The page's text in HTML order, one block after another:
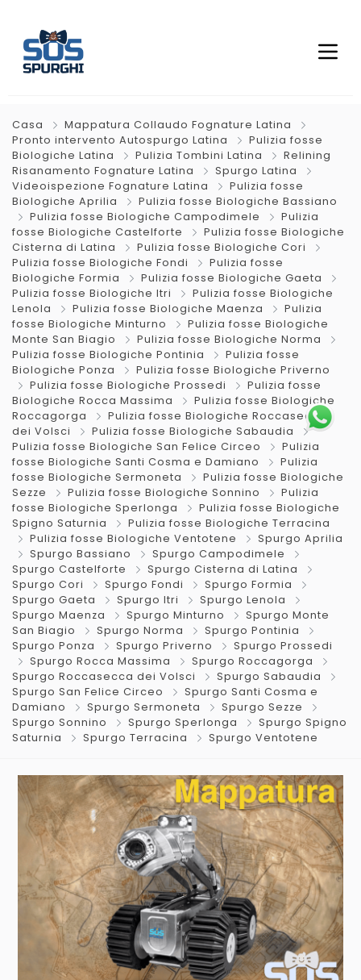
Casa
Mappatura Collaudo Fognature Latina
Pronto intervento Autospurgo Latina
Pulizia fosse
Biologiche Latina
Pulizia Tombini Latina
Relining
Risanamento Fognature Latina
Spurgo Latina
Videoispezione Fognature Latina
Pulizia fosse
Biologiche Aprilia
Pulizia fosse Biologiche Bassiano
Pulizia fosse Biologiche Campodimele
Pulizia
fosse Biologiche Castelforte
Pulizia fosse Biologiche
Cisterna di Latina
Pulizia fosse Biologiche Cori
Pulizia fosse Biologiche Fondi
Pulizia fosse
Biologiche Formia
Pulizia fosse Biologiche Gaeta
Pulizia fosse Biologiche Itri
Pulizia fosse Biologiche
Lenola
Pulizia fosse Biologiche Maenza
Pulizia
fosse Biologiche Minturno
Pulizia fosse Biologiche
Monte San Biagio
Pulizia fosse Biologiche Norma
Pulizia fosse Biologiche Pontinia
Pulizia fosse
Biologiche Ponza
Pulizia fosse Biologiche Priverno
Pulizia fosse Biologiche Prossedi
Pulizia fosse
Biologiche Rocca Massima
Pulizia fosse Biologiche
Roccagorga
Pulizia fosse Biologiche Roccasecca
dei Volsci
Pulizia fosse Biologiche Sabaudia
Pulizia fosse Biologiche San Felice Circeo
Pulizia
fosse Biologiche Santi Cosma e Damiano
Pulizia
fosse Biologiche Sermoneta
Pulizia fosse Biologiche
Sezze
Pulizia fosse Biologiche Sonnino
Pulizia
fosse Biologiche Sperlonga
Pulizia fosse Biologiche
Spigno Saturnia
Pulizia fosse Biologiche Terracina
Pulizia fosse Biologiche Ventotene
Spurgo Aprilia
Spurgo Bassiano
Spurgo Campodimele
Spurgo Castelforte
Spurgo Cisterna di Latina
Spurgo Cori
Spurgo Fondi
Spurgo Formia
Spurgo Gaeta
Spurgo Itri
Spurgo Lenola
Spurgo Maenza
Spurgo Minturno
Spurgo Monte
San Biagio
Spurgo Norma
Spurgo Pontinia
Spurgo Ponza
Spurgo Priverno
Spurgo Prossedi
Spurgo Rocca Massima
Spurgo Roccagorga
Spurgo Roccasecca dei Volsci
Spurgo Sabaudia
Spurgo San Felice Circeo
Spurgo Santi Cosma e
Damiano
Spurgo Sermoneta
Spurgo Sezze
Spurgo Sonnino
Spurgo Sperlonga
Spurgo Spigno
Saturnia
Spurgo Terracina Spurgo Ventotene